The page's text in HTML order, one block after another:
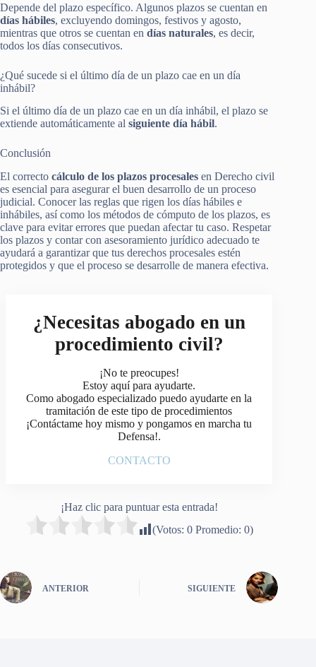
Depende del plazo específico. Algunos plazos se cuentan en
días hábiles, excluyendo domingos, festivos y agosto,
mientras que otros se cuentan en días naturales, es decir,
todos los días consecutivos.
¿Qué sucede si el último día de un plazo cae en un día
inhábil?
Si el último día de un plazo cae en un día inhábil, el plazo se
extiende automáticamente al siguiente día hábil.
Conclusión
El correcto cálculo de los plazos procesales en Derecho civil
es esencial para asegurar el buen desarrollo de un proceso
judicial. Conocer las reglas que rigen los días hábiles e
inhábiles, así como los métodos de cómputo de los plazos, es
clave para evitar errores que puedan afectar tu caso. Respetar
los plazos y contar con asesoramiento jurídico adecuado te
ayudará a garantizar que tus derechos procesales estén
protegidos y que el proceso se desarrolle de manera efectiva.
¿Necesitas abogado en un
procedimiento civil?
¡No te preocupes!
Estoy aquí para ayudarte.
Como abogado especializado puedo ayudarte en la
tramitación de este tipo de procedimientos
¡Contáctame hoy mismo y pongamos en marcha tu
Defensa!.
CONTACTO
¡Haz clic para puntuar esta entrada!
(Votos: 0Promedio: 0)
ANTERIOR SIGUIENTE